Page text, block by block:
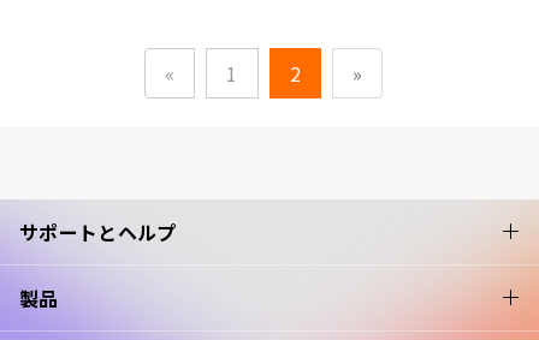
« 1 2 »
サポートとヘルプ
製品